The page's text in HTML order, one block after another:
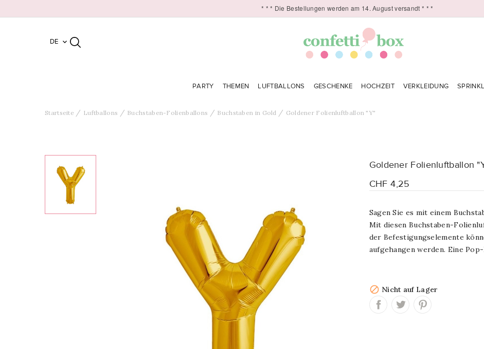
* * * Die Bestellungen werden am 14. August versandt * * *
DE 
PARTY THEMEN LUFTBALLONS GESCHENKE HOCHZEIT VERKLEIDUNG
Startseite Luftballons Buchstaben-Folienballons Buchstaben in Gold Goldener Folienluftballon "Y"
Goldener Folienluftballon
CHF 4,25
Sagen Sie es mit einem
Mit diesen Buchstaben-
der Befestigungselemente
aufgehangen werden. Eine
 Nicht auf Lager